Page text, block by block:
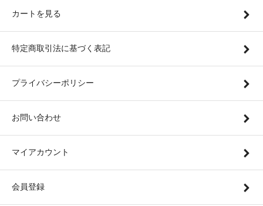
カートを見る
特定商取引法に基づく表記
プライバシーポリシー
お問い合わせ
マイアカウント
会員登録